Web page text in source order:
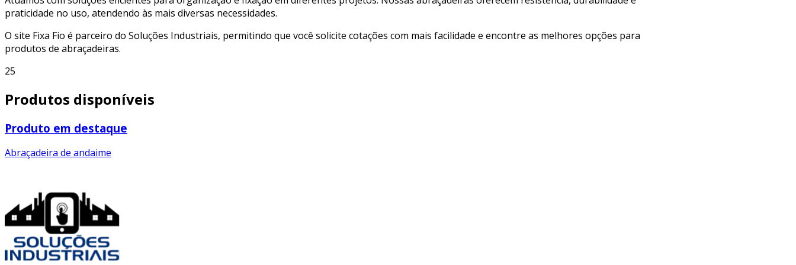
praticidade no uso, atendendo às mais diversas necessidades.
O site Fixa Fio é parceiro do Soluções Industriais, permitindo que você solicite cotações com mais facilidade e encontre as melhores opções para
produtos de abraçadeiras.
25
Produtos disponíveis
Produto em destaque
Abraçadeira de andaime